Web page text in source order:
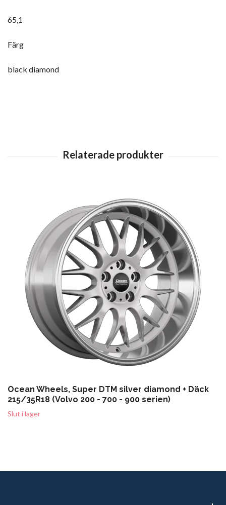
65,1
Färg
black diamond
Ocean Wheels, Super DTM silver diamond + Däck
215/35R18 (Volvo 200 - 700 - 900 serien)
Slut i lager